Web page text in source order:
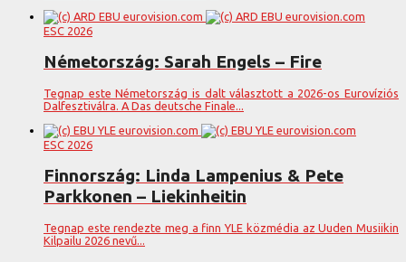
ESC 2026
Németország: Sarah Engels – Fire
Tegnap este Németország is dalt választott a 2026-os Eurovíziós
Dalfesztiválra. A Das deutsche Finale...
ESC 2026
Finnország: Linda Lampenius & Pete
Parkkonen – Liekinheitin
Tegnap este rendezte meg a finn YLE közmédia az Uuden Musiikin
Kilpailu 2026 nevű...